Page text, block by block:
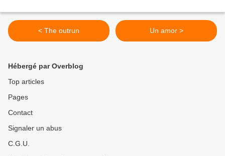
< The outrun Un amor >
Hébergé par Overblog
Top articles
Pages
Contact
Signaler un abus
C.G.U.